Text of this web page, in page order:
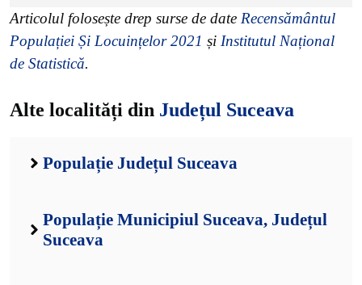
Articolul folosește drep surse de date Recensământul
Populației Și Locuințelor 2021 și Institutul Național
de Statistică.
Alte localități din Județul Suceava
Populație Județul Suceava
Populație Municipiul Suceava, Județul
Suceava